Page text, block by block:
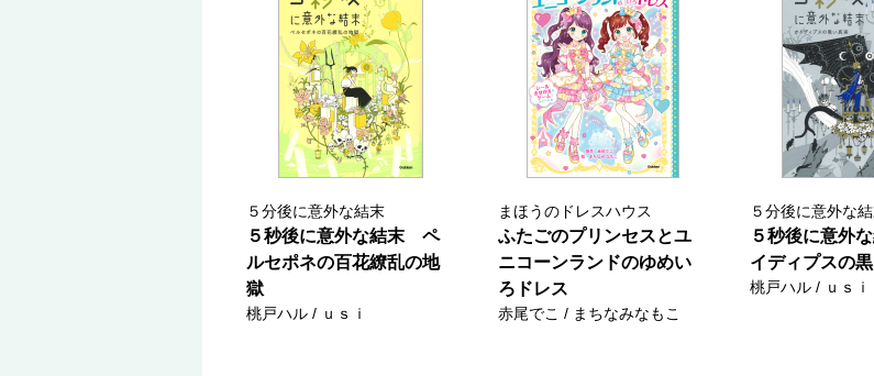
５分後に意外な結末
５秒後に意外な結末 ペ
ルセポネの百花繚乱の地
獄
桃戸ハル / ｕｓｉ
まほうのドレスハウス
ふたごのプリンセスとユ
ニコーンランドのゆめい
ろドレス
赤尾でこ / まちなみなもこ
５分後に意外な
５秒後に意外
イディプスの
桃戸ハル / ｕｓｉ